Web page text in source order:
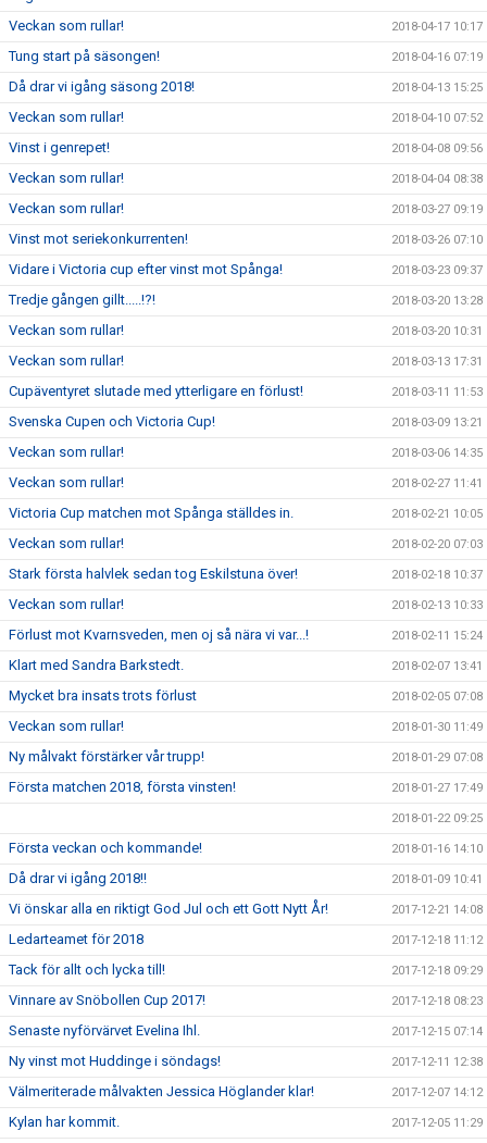
Veckan som rullar! 2018-04-17 10:17
Tung start på säsongen! 2018-04-16 07:19
Då drar vi igång säsong 2018! 2018-04-13 15:25
Veckan som rullar! 2018-04-10 07:52
Vinst i genrepet! 2018-04-08 09:56
Veckan som rullar! 2018-04-04 08:38
Veckan som rullar! 2018-03-27 09:19
Vinst mot seriekonkurrenten! 2018-03-26 07:10
Vidare i Victoria cup efter vinst mot Spånga! 2018-03-23 09:37
Tredje gången gillt.....!?! 2018-03-20 13:28
Veckan som rullar! 2018-03-20 10:31
Veckan som rullar! 2018-03-13 17:31
Cupäventyret slutade med ytterligare en förlust! 2018-03-11 11:53
Svenska Cupen och Victoria Cup! 2018-03-09 13:21
Veckan som rullar! 2018-03-06 14:35
Veckan som rullar! 2018-02-27 11:41
Victoria Cup matchen mot Spånga ställdes in. 2018-02-21 10:05
Veckan som rullar! 2018-02-20 07:03
Stark första halvlek sedan tog Eskilstuna över! 2018-02-18 10:37
Veckan som rullar! 2018-02-13 10:33
Förlust mot Kvarnsveden, men oj så nära vi var...! 2018-02-11 15:24
Klart med Sandra Barkstedt. 2018-02-07 13:41
Mycket bra insats trots förlust 2018-02-05 07:08
Veckan som rullar! 2018-01-30 11:49
Ny målvakt förstärker vår trupp! 2018-01-29 07:08
Första matchen 2018, första vinsten! 2018-01-27 17:49
2018-01-22 09:25
Första veckan och kommande! 2018-01-16 14:10
Då drar vi igång 2018!! 2018-01-09 10:41
Vi önskar alla en riktigt God Jul och ett Gott Nytt År! 2017-12-21 14:08
Ledarteamet för 2018 2017-12-18 11:12
Tack för allt och lycka till! 2017-12-18 09:29
Vinnare av Snöbollen Cup 2017! 2017-12-18 08:23
Senaste nyförvärvet Evelina Ihl. 2017-12-15 07:14
Ny vinst mot Huddinge i söndags! 2017-12-11 12:38
Välmeriterade målvakten Jessica Höglander klar! 2017-12-07 14:12
Kylan har kommit. 2017-12-05 11:29